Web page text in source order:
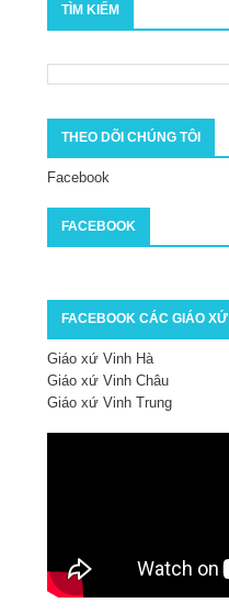
TÌM KIẾM
THEO DÕI CHÚNG TÔI
Facebook
FACEBOOK
FACEBOOK CÁC GIÁO XỨ
Giáo xứ Vinh Hà
Giáo xứ Vinh Châu
Giáo xứ Vinh Trung